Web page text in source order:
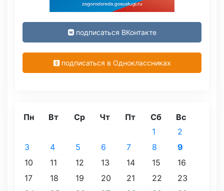
подписаться ВКонтакте
подписаться в Одноклассниках
Пн Вт Ср Чт Пт Сб
Вс
1
2
3
4 5 6 7 8
9
10
11 12 13 14 15
16
17
18 19 20 21 22
23